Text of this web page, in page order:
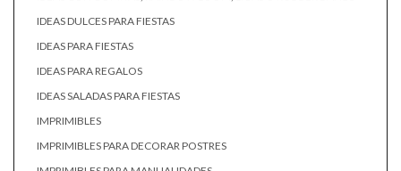
IDEAS DULCES PARA FIESTAS
IDEAS PARA FIESTAS
IDEAS PARA REGALOS
IDEAS SALADAS PARA FIESTAS
IMPRIMIBLES
IMPRIMIBLES PARA DECORAR POSTRES